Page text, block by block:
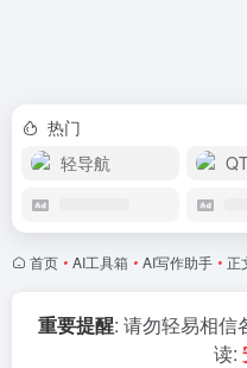
热门
轻导航
首页 • AI工具箱 • AI写作助手 • 正
重要提醒: 请勿轻易相信
读: